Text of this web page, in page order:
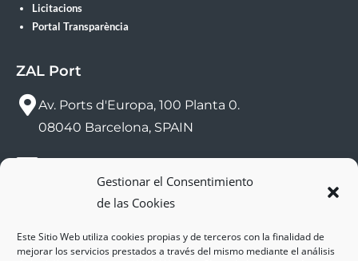
Gestionar el Consentimiento
de las Cookies
Este Sitio Web utiliza cookies propias y de terceros con la finalidad de
mejorar los servicios prestados a través del mismo mediante el análisis
Licitacions
Portal Transparència
ZAL Port
Av. Ports d'Europa, 100 Planta 0.
08040 Barcelona, SPAIN
(+34) 93 552 58 26